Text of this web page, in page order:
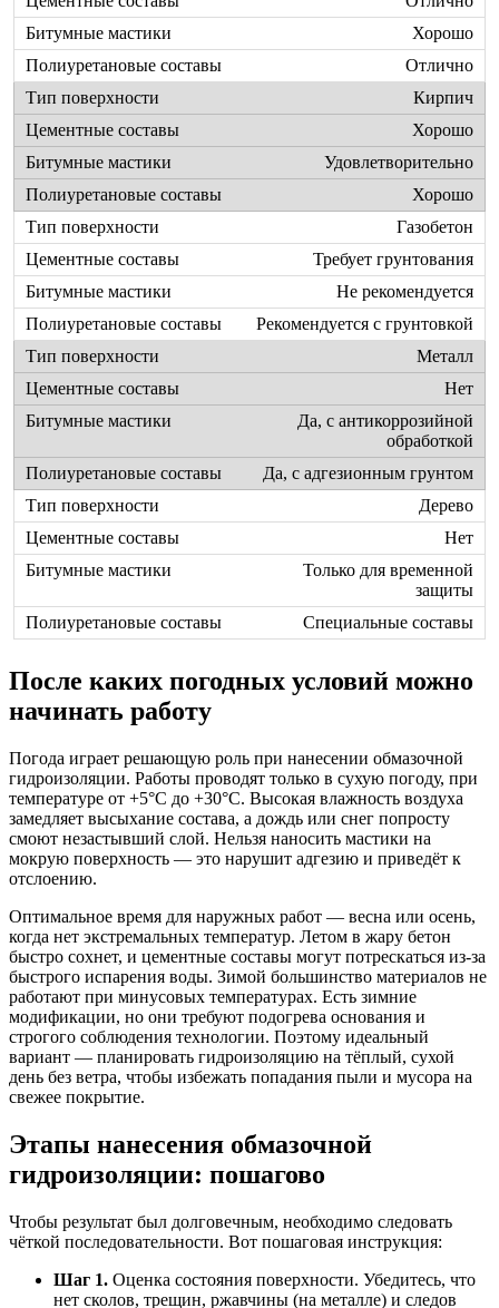
Хорошо
Отлично
Кирпич
Хорошо
Удовлетворительно
Хорошо
Газобетон
Требует грунтования
Не рекомендуется
Рекомендуется с грунтовкой
Металл
Нет
Да, с антикоррозийной
обработкой
Да, с адгезионным грунтом
Дерево
Нет
Только для временной
защиты
Специальные составы
После каких погодных условий можно
начинать работу
Погода играет решающую роль при нанесении обмазочной
гидроизоляции. Работы проводят только в сухую погоду, при
температуре от +5°C до +30°C. Высокая влажность воздуха
замедляет высыхание состава, а дождь или снег попросту
смоют незастывший слой. Нельзя наносить мастики на
мокрую поверхность — это нарушит адгезию и приведёт к
отслоению.
Оптимальное время для наружных работ — весна или осень,
когда нет экстремальных температур. Летом в жару бетон
быстро сохнет, и цементные составы могут потрескаться из-за
быстрого испарения воды. Зимой большинство материалов не
работают при минусовых температурах. Есть зимние
модификации, но они требуют подогрева основания и
строгого соблюдения технологии. Поэтому идеальный
вариант — планировать гидроизоляцию на тёплый, сухой
день без ветра, чтобы избежать попадания пыли и мусора на
свежее покрытие.
Этапы нанесения обмазочной
гидроизоляции: пошагово
Чтобы результат был долговечным, необходимо следовать
чёткой последовательности. Вот пошаговая инструкция:
Шаг 1. Оценка состояния поверхности. Убедитесь, что
нет сколов, трещин, ржавчины (на металле) и следов